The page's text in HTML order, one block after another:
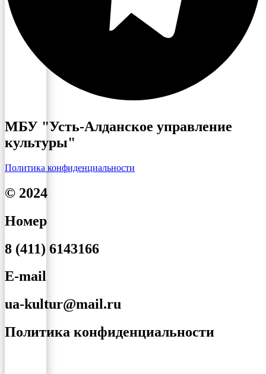
МБУ "Усть-Алданское управление
культуры"
Политика конфиденциальности
© 2024
Номер
8 (411) 6143166
E-mail
ua-kultur@mail.ru
Политика конфиденциальности